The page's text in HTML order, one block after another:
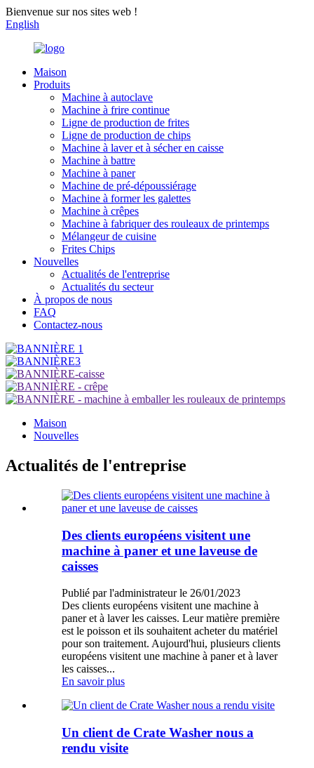
Bienvenue sur nos sites web !
English
Maison
Produits
Machine à autoclave
Machine à frire continue
Ligne de production de frites
Ligne de production de chips
Machine à laver et à sécher en caisse
Machine à battre
Machine à paner
Machine de pré-dépoussiérage
Machine à former les galettes
Machine à crêpes
Machine à fabriquer des rouleaux de printemps
Mélangeur de cuisine
Frites Chips
Nouvelles
Actualités de l'entreprise
Actualités du secteur
À propos de nous
FAQ
Contactez-nous
Maison
Nouvelles
Actualités de l'entreprise
Des clients européens visitent une
machine à paner et une laveuse de
caisses
Publié par l'administrateur le 26/01/2023
Des clients européens visitent une machine à
paner et à laver les caisses. Leur matière première
est le poisson et ils souhaitent acheter du matériel
pour son traitement. Aujourd'hui, plusieurs clients
européens visitent une machine à paner et à laver
les caisses...
En savoir plus
Un client de Crate Washer nous a
rendu visite